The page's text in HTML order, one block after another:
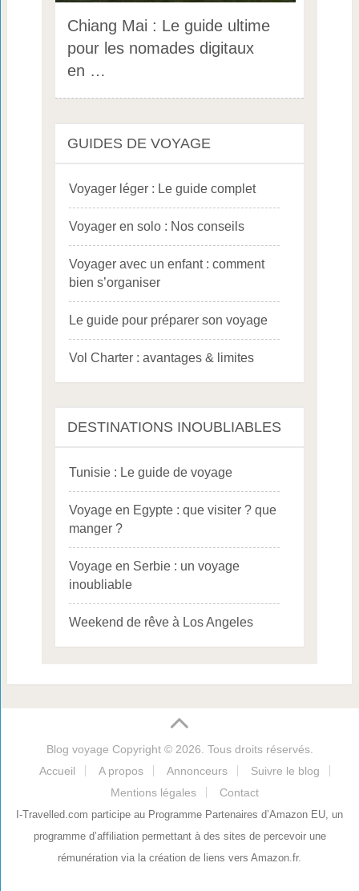
Chiang Mai : Le guide ultime
pour les nomades digitaux
en …
GUIDES DE VOYAGE
Voyager léger : Le guide complet
Voyager en solo : Nos conseils
Voyager avec un enfant : comment
bien s’organiser
Le guide pour préparer son voyage
Vol Charter : avantages & limites
DESTINATIONS INOUBLIABLES
Tunisie : Le guide de voyage
Voyage en Egypte : que visiter ? que
manger ?
Voyage en Serbie : un voyage
inoubliable
Weekend de rêve à Los Angeles
Blog voyage Copyright © 2026. Tous droits réservés.
Accueil
A propos Annonceurs
Suivre le blog
Mentions légales
Contact
I-Travelled.com participe au Programme Partenaires d’Amazon EU, un
programme d’affiliation permettant à des sites de percevoir une
rémunération via la création de liens vers Amazon.fr.